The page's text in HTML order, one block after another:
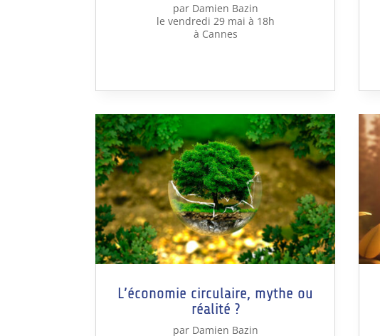
par Damien Bazin
le vendredi 29 mai à 18h
à Cannes
L’économie circulaire, mythe ou
réalité ?
par Damien Bazin